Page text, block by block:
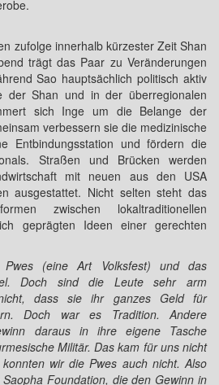
zufolge innerhalb kürzester Zeit Shan
trägt das Paar zu Veränderungen
Sao hauptsächlich politisch aktiv
der Shan und in der überregionalen
sich Inge um die Belange der
verbessern sie die medizinische
Entbindungsstation und fördern die
Straßen und Brücken werden
mit neuen aus den USA
ausgestattet. Nicht selten steht das
zwischen lokaltraditionellen
geprägten Ideen einer gerechten
(eine Art Volksfest) und das
Doch sind die Leute sehr arm
dass sie ihr ganzes Geld für
Doch war es Tradition. Andere
daraus in ihre eigene Tasche
Militär. Das kam für uns nicht
wir die Pwes auch nicht. Also
Foundation, die den Gewinn in